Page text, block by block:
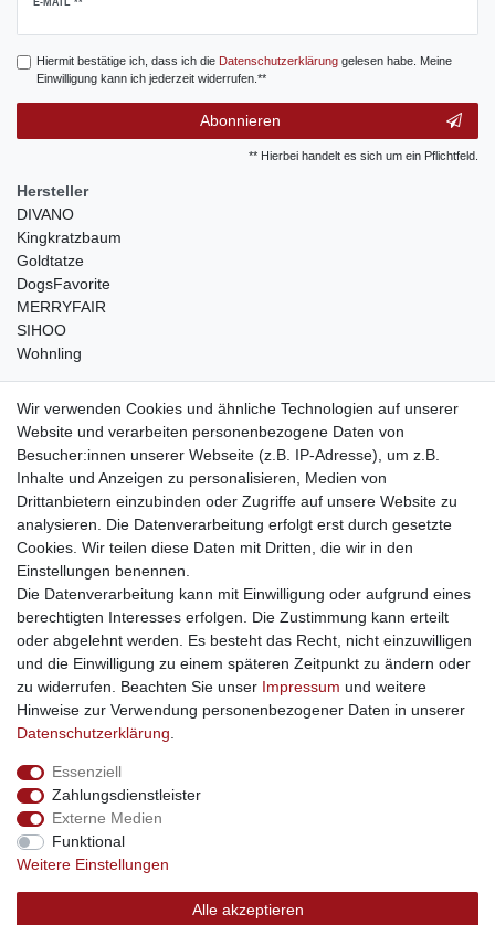
Hiermit bestätige ich, dass ich die Daten­schutz­erklärunggelesen habe. Meine
Einwilligung kann ich jederzeit widerrufen.**
Abonnieren
** Hierbei handelt es sich um ein Pflichtfeld.
Hersteller
DIVANO
Kingkratzbaum
Goldtatze
DogsFavorite
MERRYFAIR
SIHOO
Wohnling
weitere Shops
traumlampen- Lampen und Kronleuchter
kinderwagencenter- Exklusive und günstige Kinderwagen
gastrogeraete24- alles für Gastronomie und Imbiss
soziale Medien
Facebook
sicher einkaufen
Sichere Bestellung und Zahlung via SSL Verschlüsselung
Wir verwenden Cookies und ähnliche Technologien auf unserer
Website und verarbeiten personenbezogene Daten von
Besucher:innen unserer Webseite (z.B. IP-Adresse), um z.B.
Inhalte und Anzeigen zu personalisieren, Medien von
Drittanbietern einzubinden oder Zugriffe auf unsere Website zu
analysieren. Die Datenverarbeitung erfolgt erst durch gesetzte
Cookies. Wir teilen diese Daten mit Dritten, die wir in den
Einstellungen benennen.
Die Datenverarbeitung kann mit Einwilligung oder aufgrund eines
berechtigten Interesses erfolgen. Die Zustimmung kann erteilt
oder abgelehnt werden. Es besteht das Recht, nicht einzuwilligen
und die Einwilligung zu einem späteren Zeitpunkt zu ändern oder
zu widerrufen. Beachten Sie unser Impressum und weitere
Hinweise zur Verwendung personenbezogener Daten in unserer
Daten­schutz­erklärung
Essenziell
Zahlungsdienstleister
Externe Medien
Funktional
Weitere Einstellungen
Alle akzeptieren
Widerrufs­recht Widerrufs­formular
Daten­schutz­erklärung